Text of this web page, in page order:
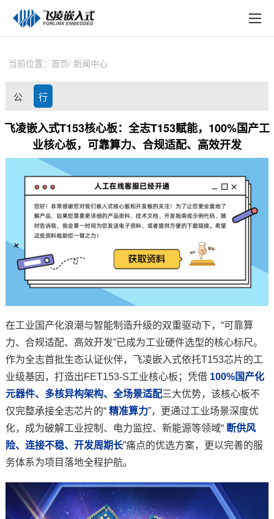
技术与支持
在线文档
方案定制
关于飞凌
天猫商城
淘宝商城
新闻中心
在线购买
当前位置： 首页 新闻中心
公
司
行
业
资
讯
飞凌嵌入式T153核心板：全志T153赋能，100%国产工
业核心板，可靠算力、合规适配、高效开发
在工业国产化浪潮与智能制造升级的双重驱动下，“可靠算
力、合规适配、高效开发”已成为工业硬件选型的核心标尺。
作为全志首批生态认证伙伴， 飞凌嵌入式依托T153芯片的工
业级基因，打造出FET153-S工业核心板 ；凭借 100%国产化
元器件、多核异构架构、全场景适配三大优势，该核心板不
仅完整承接全志芯片的“ 精准算力”，更通过工业场景深度优
化，成为破解工业控制、
电力监控、新能源等领域“ 断供风
险、连接不稳、开发周期长”痛点的优选方案，更以完善的服
务体系为项目落地全程护航。